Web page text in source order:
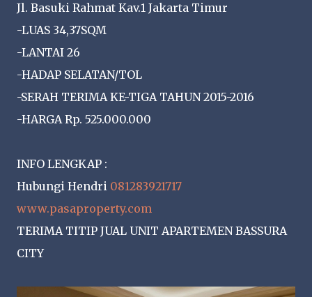
Jl. Basuki Rahmat Kav.1 Jakarta Timur
-LUAS 34,37SQM
-LANTAI 26
-HADAP SELATAN/TOL
-SERAH TERIMA KE-TIGA TAHUN 2015-2016
-HARGA Rp. 525.000.000
INFO LENGKAP :
Hubungi Hendri 081283921717
www.pasaproperty.com
TERIMA TITIP JUAL UNIT APARTEMEN BASSURA
CITY